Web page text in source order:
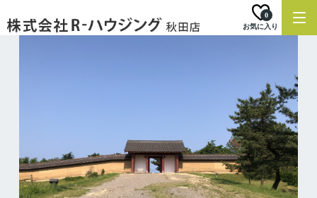
お気に入り
0